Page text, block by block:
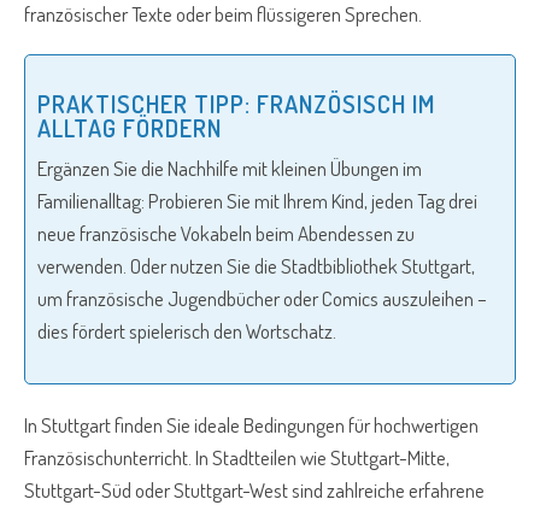
französischer Texte oder beim flüssigeren Sprechen.
PRAKTISCHER TIPP: FRANZÖSISCH IM
ALLTAG FÖRDERN
Ergänzen Sie die Nachhilfe mit kleinen Übungen im
Familienalltag: Probieren Sie mit Ihrem Kind, jeden Tag drei
neue französische Vokabeln beim Abendessen zu
verwenden. Oder nutzen Sie die Stadtbibliothek Stuttgart,
um französische Jugendbücher oder Comics auszuleihen –
dies fördert spielerisch den Wortschatz.
In Stuttgart finden Sie ideale Bedingungen für hochwertigen
Französischunterricht. In Stadtteilen wie Stuttgart-Mitte,
Stuttgart-Süd oder Stuttgart-West sind zahlreiche erfahrene